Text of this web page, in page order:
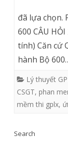
đã lựa chọn.
600 CÂU
tính) Căn cứ
hành Bộ
Lý thuyết
CSGT, phan
mềm thi gplx,
Search